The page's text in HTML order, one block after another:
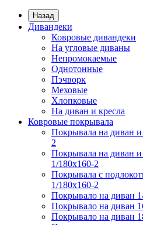
Назад
Дивандеки
Ковровые дивандеки
На угловые диваны
Непромокаемые
Однотонные
Пэчворк
Меховые
Хлопковые
На диван и кресла
Ковровые покрывала
Покрывала на диван и
2
Покрывала на диван и
1/180х160-2
Покрывала с
1/180х160-2
Покрывало на диван
Покрывало на диван
Покрывало на диван